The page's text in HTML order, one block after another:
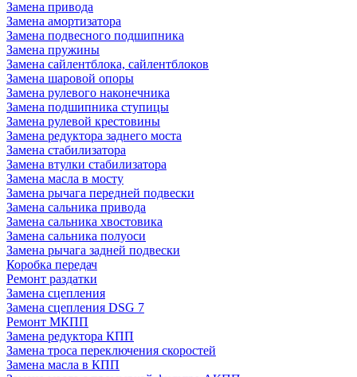
Замена привода
Замена амортизатора
Замена подвесного подшипника
Замена пружины
Замена сайлентблока, сайлентблоков
Замена шаровой опоры
Замена рулевого наконечника
Замена подшипника ступицы
Замена рулевой крестовины
Замена редуктора заднего моста
Замена стабилизатора
Замена втулки стабилизатора
Замена масла в мосту
Замена рычага передней подвески
Замена сальника привода
Замена сальника хвостовика
Замена сальника полуоси
Замена рычага задней подвески
Коробка передач
Ремонт раздатки
Замена сцепления
Замена сцепления DSG 7
Ремонт МКПП
Замена редуктора КПП
Замена троса переключения скоростей
Замена масла в КПП